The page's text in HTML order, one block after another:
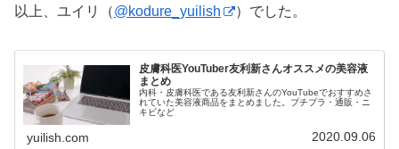
以上、ユイリ（@kodure_yuilish ）でした。
皮膚科医YouTuber友利新さんオススメの美容液
まとめ
内科・皮膚科医である友利新さんのYouTubeでおすすめさ
れていた美容液商品をまとめました。プチプラ・通販・ニ
キビなど
yuilish.com 2020.09.06